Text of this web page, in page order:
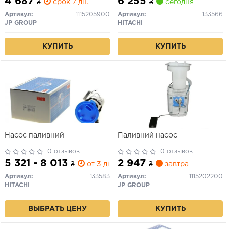
₴ срок 7 дн.
Артикул:
1115205900
JP GROUP
КУПИТЬ
₴ сегодня
Артикул:
133566
HITACHI
КУПИТЬ
Насос паливний
0 отзывов
5 321 - 8 013 ₴ от 3 дн.
Артикул:
133583
HITACHI
ВЫБРАТЬ ЦЕНУ
Паливний насос
0 отзывов
2 947 ₴ завтра
Артикул:
1115202200
JP GROUP
КУПИТЬ